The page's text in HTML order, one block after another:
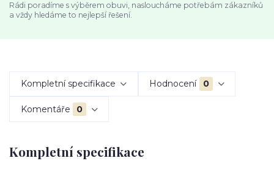
Rádi poradíme s výběrem obuvi, nasloucháme potřebám zákazníků
a vždy hledáme to nejlepší řešení.
Kompletní specifikace Hodnocení 0
Komentáře 0
Kompletní specifikace